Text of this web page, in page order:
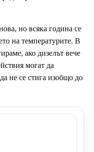
но всяка година се
на температурите. В
ако дизелът вече
могат да
не се стига изобщо до